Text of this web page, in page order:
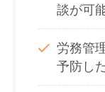
談が可
労務管
予防し